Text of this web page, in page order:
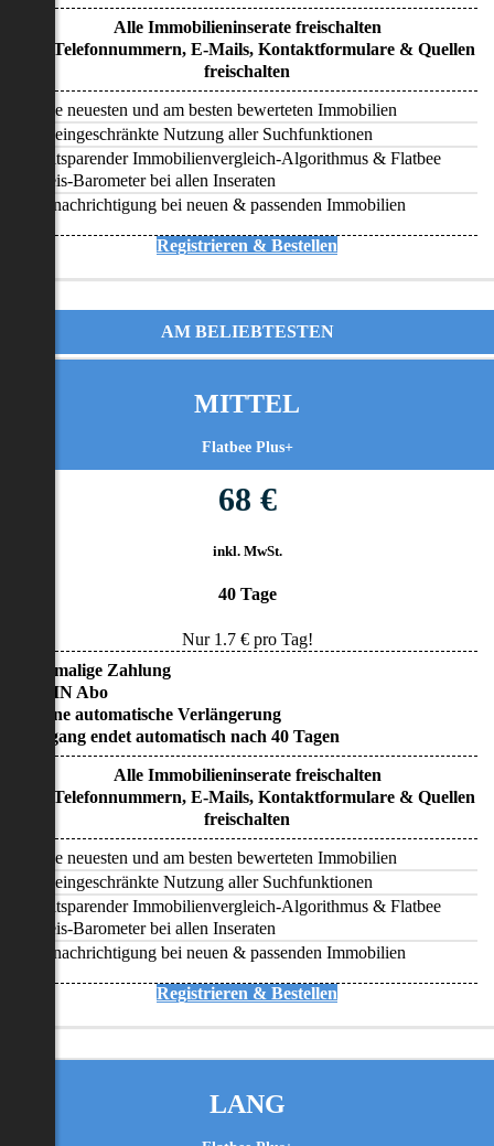
Alle Immobilieninserate freischalten
Alle Telefonnummern, E-Mails, Kontaktformulare & Quellen
freischalten
Alle neuesten und am besten bewerteten Immobilien
Uneingeschränkte Nutzung aller Suchfunktionen
Zeitsparender Immobilienvergleich-Algorithmus & Flatbee
Preis-Barometer bei allen Inseraten
Benachrichtigung bei neuen & passenden Immobilien
Registrieren & Bestellen
AM BELIEBTESTEN
MITTEL
Flatbee Plus+
68 €
inkl. MwSt.
40 Tage
Nur 1.7€ pro Tag!
• Einmalige Zahlung
• KEIN Abo
• Keine automatische Verlängerung
• Zugang endet automatisch nach 40 Tagen
Alle Immobilieninserate freischalten
Alle Telefonnummern, E-Mails, Kontaktformulare & Quellen
freischalten
Alle neuesten und am besten bewerteten Immobilien
Uneingeschränkte Nutzung aller Suchfunktionen
Zeitsparender Immobilienvergleich-Algorithmus & Flatbee
Preis-Barometer bei allen Inseraten
Benachrichtigung bei neuen & passenden Immobilien
Registrieren & Bestellen
LANG